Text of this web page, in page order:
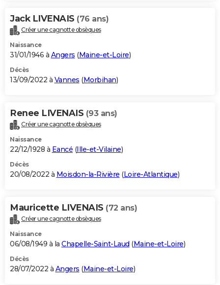
Jack LIVENAIS (76 ans)
Créer une cagnotte obsèques
Naissance
31/01/1946 à Angers (Maine-et-Loire)
Décès
13/09/2022 à Vannes (Morbihan)
Renee LIVENAIS (93 ans)
Créer une cagnotte obsèques
Naissance
22/12/1928 à Eancé (Ille-et-Vilaine)
Décès
20/08/2022 à Moisdon-la-Rivière (Loire-Atlantique)
Mauricette LIVENAIS (72 ans)
Créer une cagnotte obsèques
Naissance
06/08/1949 à la Chapelle-Saint-Laud (Maine-et-Loire)
Décès
28/07/2022 à Angers (Maine-et-Loire)